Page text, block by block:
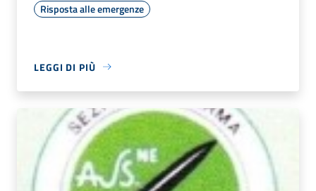
Risposta alle emergenze
LEGGI DI PIÙ